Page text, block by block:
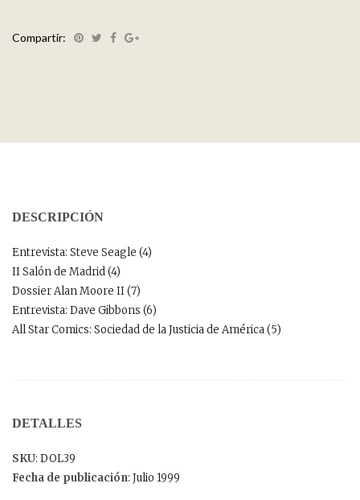
Compartir:
DESCRIPCIÓN
Entrevista: Steve Seagle (4)
II Salón de Madrid (4)
Dossier Alan Moore II (7)
Entrevista: Dave Gibbons (6)
All Star Comics: Sociedad de la Justicia de América (5)
DETALLES
SKU: DOL39
Fecha de publicación: Julio 1999